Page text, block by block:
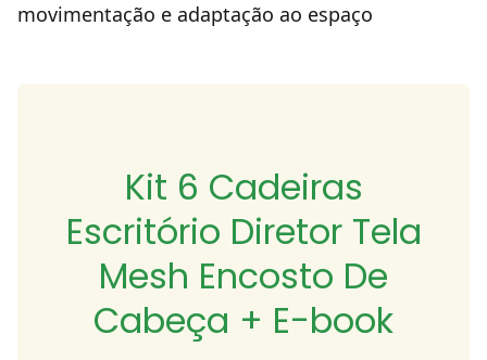
movimentação e adaptação ao espaço
Kit 6 Cadeiras
Escritório Diretor Tela
Mesh Encosto De
Cabeça + E-book